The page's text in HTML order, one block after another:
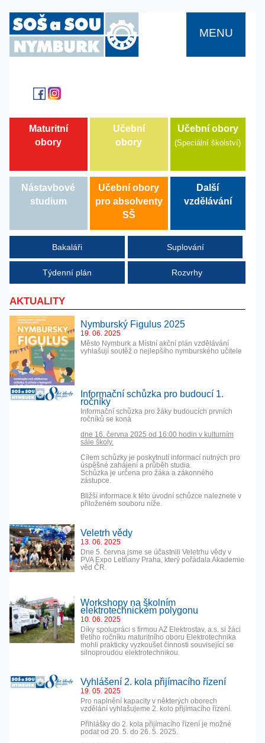
MENU
Maturitní
obory
Učební
obory
Učební obory
(Speciální školství)
Nástavbové
studium
Učební obory
pro absolventy
SŠ
Další
vzdělávání
Bakaláři Suplování
Týdenní plán Rozvrhy
AKTUALITY
Nymburský Figulus 2025
19. 06. 2025
Město Nymburk a Místní akční plán vzdělávání
vyhlašují soutěž o nejlepšího nymburského učitele
Informační schůzka pro budoucí 1.
ročníky
Informační schůzka pro žáky budoucích prvních
ročníků se koná
dne 16. června 2025 od 16:00 hodin v kulturním
sále školy.
Cílem schůzky je poskytnutí informací nutných pro
úspěšné zahájení a průběh studia.
Schůzka je určena pro žáka a zákonného
zástupce.
Bližší informace k této úvodní schůzce naleznete v
přiloženém souboru níže.
Veletrh vědy
13. 06. 2025
Dne 5. června jsme se účastnili Veletrhu vědy v
PVA Expo Letňany Praha, který pořádala Akademie
věd ČR.
Workshopy na školním
elektrotechnickém polygonu
10. 06. 2025
Díky spolupráci s firmou AZ Elektrostav, a.s. si žáci
třetího ročníku maturitního oboru Elektrotechnika
mohli prakticky vyzkoušet činnosti související se
silnoproudou elektrotechnikou.
Vyhlášení 2. kola přijímacího řízení
19. 05. 2025
Pro naplnění kapacity v některých oborech
vzdělání vyhlašujeme 2. kolo přijímacího řízení.
Přihlášky do 2. kola přijímacího řízení je možné
podat od 20. 5. do 26. 5. 2025.